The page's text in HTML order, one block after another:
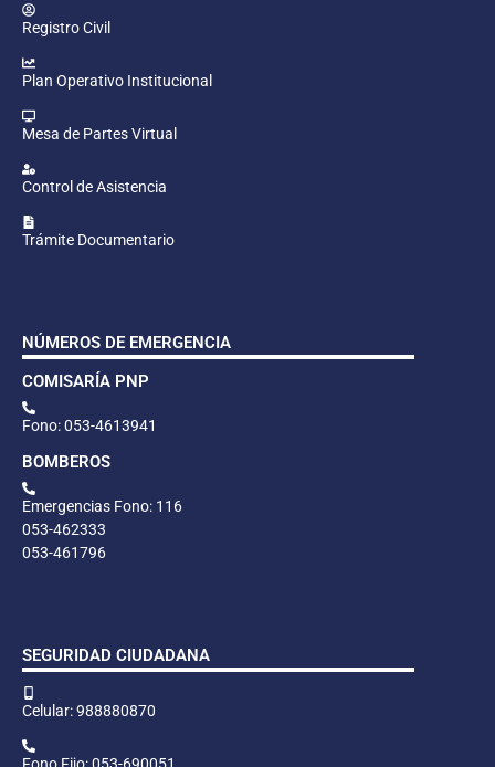
Registro Civil
Plan Operativo Institucional
Mesa de Partes Virtual
Control de Asistencia
Trámite Documentario
NÚMEROS DE EMERGENCIA
COMISARÍA PNP
Fono: 053-4613941
BOMBEROS
Emergencias Fono: 116
053-462333
053-461796
SEGURIDAD CIUDADANA
Celular: 988880870
Fono Fijo: 053-690051